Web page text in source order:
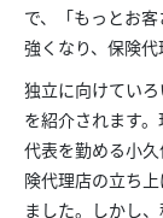
で、「もっとお
強くなり、保険代
独立に向けてい
を紹介されます
代表を勤める小
険代理店の立ち
ました。しかし